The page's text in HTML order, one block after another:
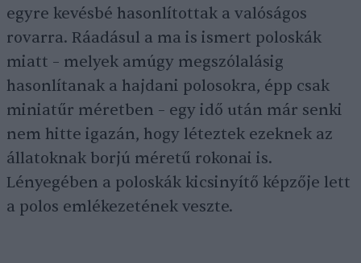
egyre kevésbé hasonlítottak a valóságos
rovarra. Ráadásul a ma is ismert poloskák
miatt – melyek amúgy megszólalásig
hasonlítanak a hajdani polosokra, épp csak
miniatűr méretben – egy idő után már senki
nem hitte igazán, hogy léteztek ezeknek az
állatoknak borjú méretű rokonai is.
Lényegében a poloskák kicsinyítő képzője lett
a polos emlékezetének veszte.